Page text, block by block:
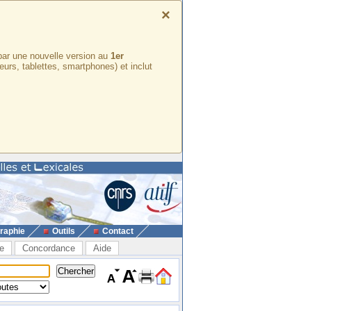
×
une nouvelle version au 1er
tablettes, smartphones) et inclut
Outils Contact
Concordance Aide